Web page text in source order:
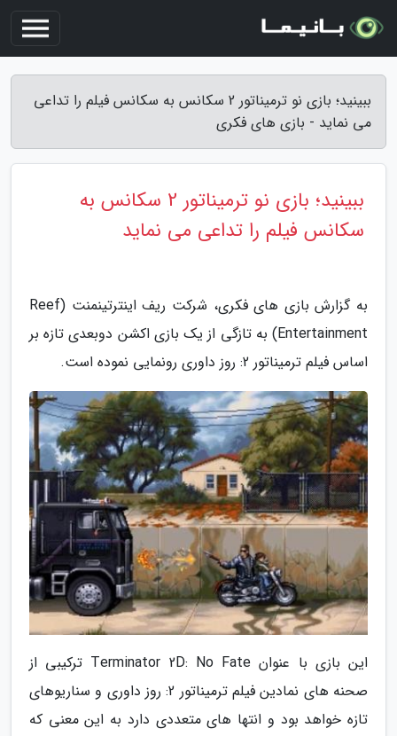
ببینید؛ بازی نو ترمیناتور 2 سکانس به سکانس فیلم را تداعی
می نماید - بازی های فکری
ببینید؛ بازی نو ترمیناتور 2 سکانس به
سکانس فیلم را تداعی می نماید
به گزارش بازی های فکری، شرکت ریف اینترتینمنت (Reef
Entertainment) به تازگی از یک بازی اکشن دوبعدی تازه بر
اساس فیلم ترمیناتور 2: روز داوری رونمایی نموده است.
این بازی با عنوان Terminator 2D: No Fate ترکیبی از
صحنه های نمادین فیلم ترمیناتور 2: روز داوری و سناریوهای
تازه خواهد بود و انتها های متعددی دارد به این معنی که